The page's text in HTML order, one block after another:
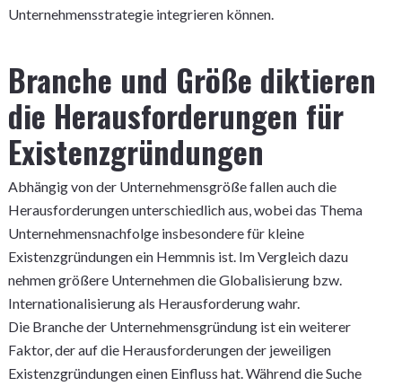
Unternehmensstrategie integrieren können.
Branche und Größe diktieren
die Herausforderungen für
Existenzgründungen
Abhängig von der Unternehmensgröße fallen auch die
Herausforderungen unterschiedlich aus, wobei das Thema
Unternehmensnachfolge insbesondere für kleine
Existenzgründungen ein Hemmnis ist. Im Vergleich dazu
nehmen größere Unternehmen die Globalisierung bzw.
Internationalisierung als Herausforderung wahr.
Die Branche der Unternehmensgründung ist ein weiterer
Faktor, der auf die Herausforderungen der jeweiligen
Existenzgründungen einen Einfluss hat. Während die Suche